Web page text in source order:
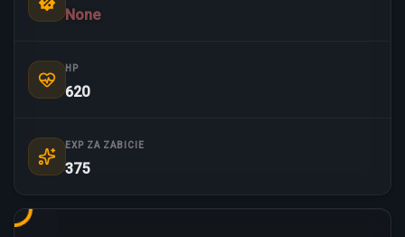
None
HP
620
EXP ZA ZABICIE
375